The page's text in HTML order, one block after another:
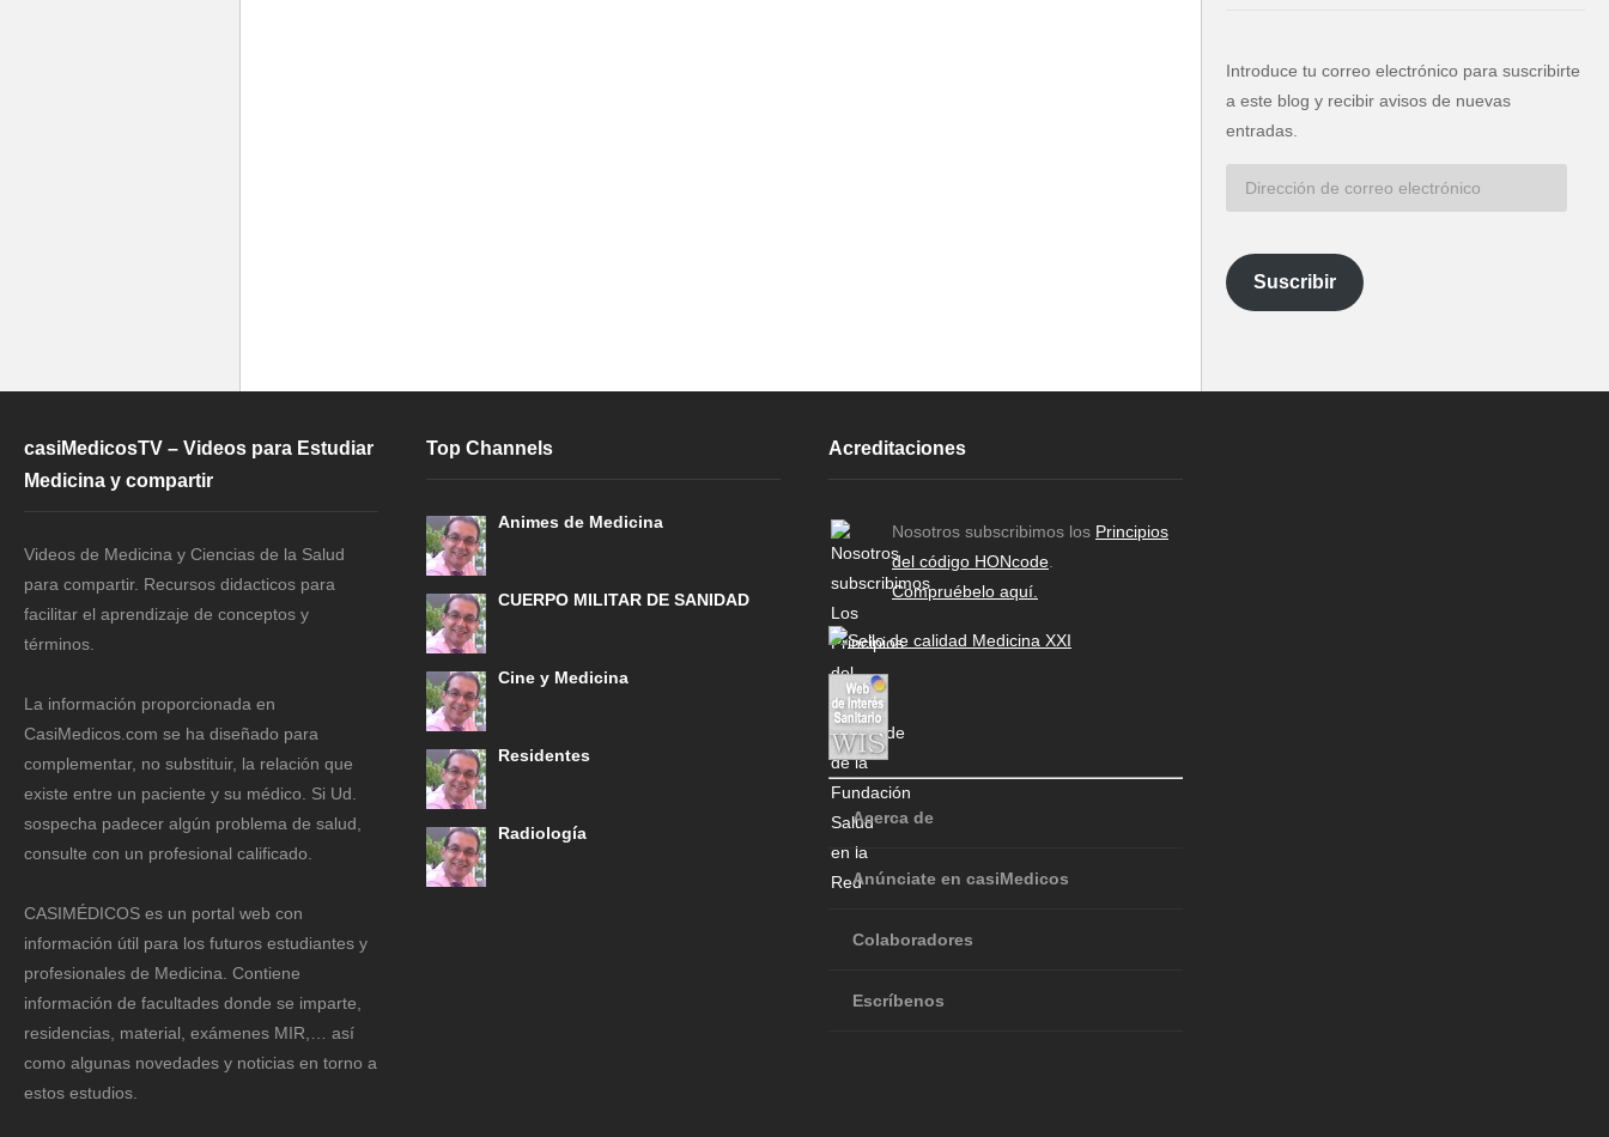
Introduce tu correo electrónico para suscribirte
a este blog y recibir avisos de nuevas
entradas.
electrónico
Suscribir
casiMedicosTV – Videos para Estudiar
Medicina y compartir
Videos de Medicina y Ciencias de la Salud
para compartir. Recursos didacticos para
facilitar el aprendizaje de conceptos y
términos.
La información proporcionada en
CasiMedicos.com se ha diseñado para
complementar, no substituir, la relación que
existe entre un paciente y su médico. Si Ud.
sospecha padecer algún problema de salud,
consulte con un profesional calificado.
CASIMÉDICOS es un portal web con
información útil para los futuros estudiantes y
profesionales de Medicina. Contiene
información de facultades donde se imparte,
residencias, material, exámenes MIR,… así
como algunas novedades y noticias en torno a
estos estudios.
Top Channels
Animes de Medicina
CUERPO MILITAR DE SANIDAD
Cine y Medicina
Residentes
Radiología
Acreditaciones
Nosotros subscribimos los Principios
del código HONcode
Compruébelo aquí.
Acerca de
Anúnciate en casiMedicos
Colaboradores
Escríbenos